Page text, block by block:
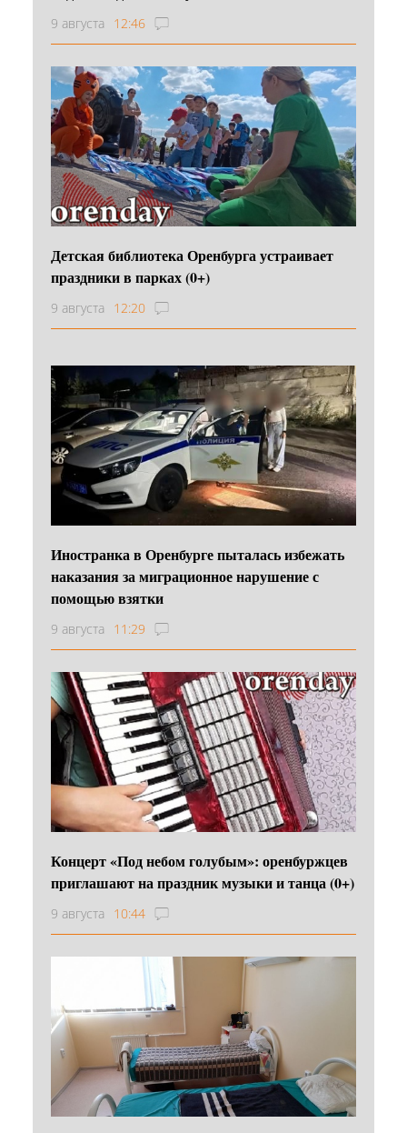
9 августа 12:46
Детская библиотека Оренбурга устраивает
праздники в парках (0+)
9 августа 12:20
Иностранка в Оренбурге пыталась избежать
наказания за миграционное нарушение с
помощью взятки
9 августа 11:29
Концерт «Под небом голубым»: оренбуржцев
приглашают на праздник музыки и танца (0+)
9 августа 10:44